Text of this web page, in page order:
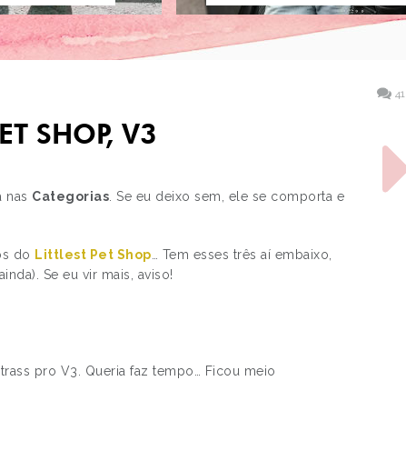
41
SHOP, V3
nas Categorias . Se eu deixo sem, ele se comporta e
do Littlest Pet Shop … Tem esses três aí embaixo,
Se eu vir mais, aviso!
pro V3. Queria faz tempo… Ficou meio
PRÓXIMO POST